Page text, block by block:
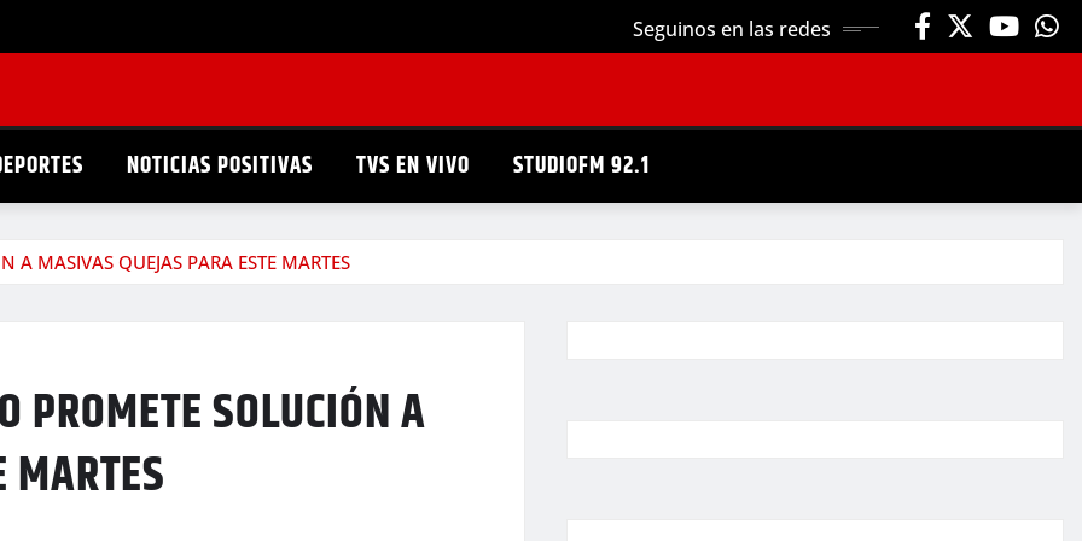
Seguinos en las redes
NOTICIAS POSITIVAS TVS EN VIVO STUDIOFM 92.1
MASIVAS QUEJAS PARA ESTE MARTES
PROMETE SOLUCIÓN A